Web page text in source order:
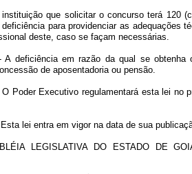
instituição que solicitar o concurso terá 120
para providenciar as adequações
deste, caso se façam necessárias.
A deficiência em razão da qual se obtenha
de aposentadoria ou pensão.
Poder Executivo regulamentará esta lei no
lei entra em vigor na data de sua
LEGISLATIVA DO ESTADO DE